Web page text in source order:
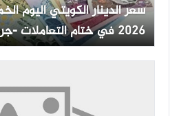
2026 في ختام التعاملات -جريدة المال